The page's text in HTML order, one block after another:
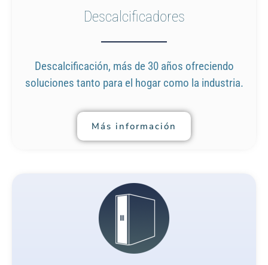
Descalcificadores
Descalcificación, más de 30 años ofreciendo
soluciones tanto para el hogar como la industria.
Más información